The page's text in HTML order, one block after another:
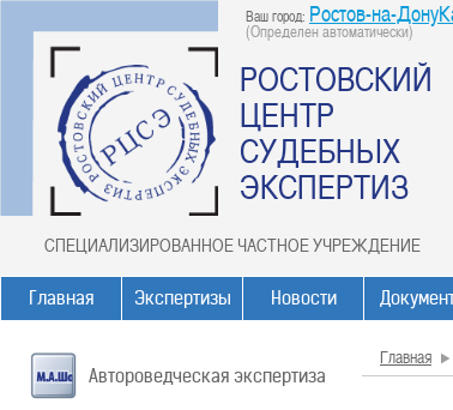
Ваш город: Ростов-на-
(Определен автоматически)
РОСТОВСКИЙ
ЦЕНТР
СУДЕБНЫХ
ЭКСПЕРТИЗ
СПЕЦИАЛИЗИРОВАННОЕ ЧАСТНОЕ УЧРЕЖДЕНИЕ
Главная Экспертизы Новости
Автороведческая экспертиза
Главная